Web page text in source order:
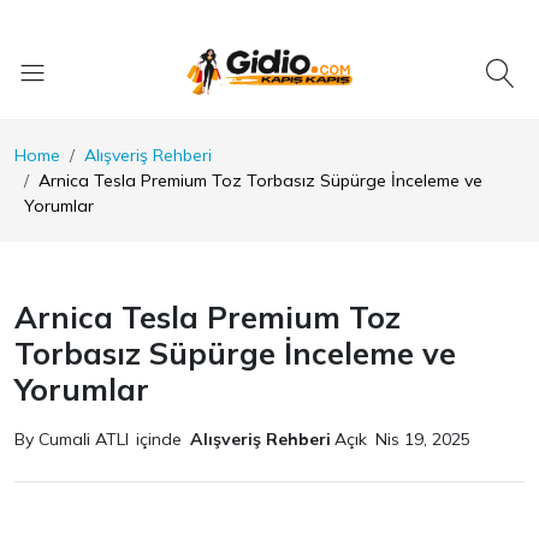
Home
Alışveriş Rehberi
Arnica Tesla Premium Toz Torbasız Süpürge İnceleme ve
Yorumlar
Arnica Tesla Premium Toz
Torbasız Süpürge İnceleme ve
Yorumlar
By Cumali ATLI içinde Alışveriş Rehberi Açık Nis 19, 2025